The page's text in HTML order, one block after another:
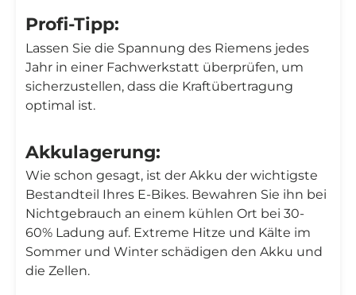
Profi-Tipp:
Lassen Sie die Spannung des Riemens jedes
Jahr in einer Fachwerkstatt überprüfen, um
sicherzustellen, dass die Kraftübertragung
optimal ist.
Akkulagerung:
Wie schon gesagt, ist der Akku der wichtigste
Bestandteil Ihres E-Bikes. Bewahren Sie ihn bei
Nichtgebrauch an einem kühlen Ort bei 30-
60% Ladung auf. Extreme Hitze und Kälte im
Sommer und Winter schädigen den Akku und
die Zellen.